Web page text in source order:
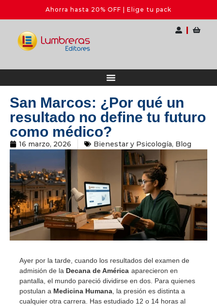
🎓 II Seminario
San Marcos: ¿Por qué un
resultado no define tu futuro
como médico?
16 marzo, 2026 Bienestar y Psicología, Blog
Ayer por la tarde, cuando los resultados del examen de
admisión de la Decana de América aparecieron en
pantalla, el mundo pareció dividirse en dos. Para quienes
postulan a Medicina Humana, la presión es distinta a
cualquier otra carrera. Has estudiado 12 o 14 horas al